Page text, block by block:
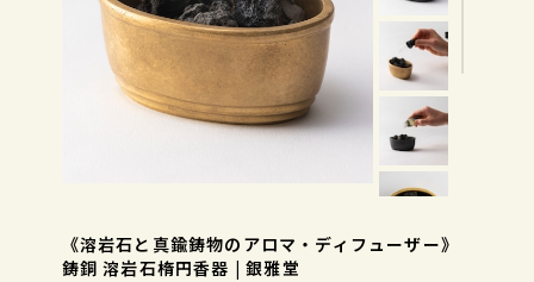
《溶岩石と真鍮鋳物のアロマ・ディフューザー》
鋳銅 溶岩石楕円香器 | 銀雅堂